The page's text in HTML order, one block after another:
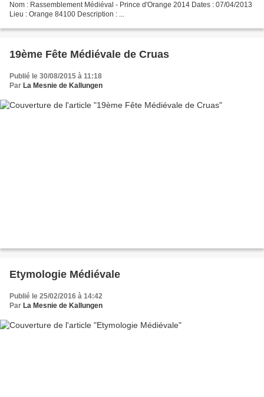
Nom : Rassemblement Médiéval - Prince d'Orange 2014 Dates : 07/04/2013
Lieu : Orange 84100 Description : ...
19ème Fête Médiévale de Cruas
Publié le 30/08/2015 à 11:18
Par La Mesnie de Kallungen
Etymologie Médiévale
Publié le 25/02/2016 à 14:42
Par La Mesnie de Kallungen